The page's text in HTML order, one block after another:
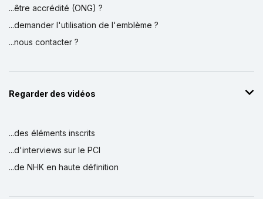
...être accrédité (ONG) ?
...demander l'utilisation de l'emblème ?
...nous contacter ?
Regarder des vidéos
...des éléments inscrits
...d'interviews sur le PCI
...de NHK en haute définition